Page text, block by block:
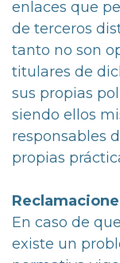
enlaces que
de terceros
tanto no son
titulares de
sus propias
siendo ellos
responsables
propias
En caso de
existe un